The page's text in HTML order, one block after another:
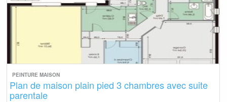
PEINTURE MAISON
Plan de maison plain pied 3 chambres avec suite
parentale